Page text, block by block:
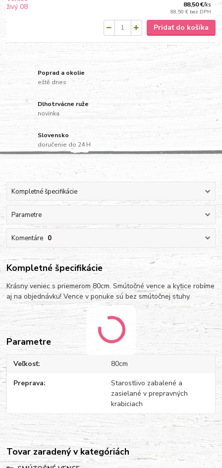
88,50 €/ks
88,50 € bez DPH
Pridať do košíka
Poprad a okolie
eště dnes
Dlhotrvácne ruže
novinka
Slovensko
doručenie do 24 H
Kompletné špecifikácie
Parametre
Komentáre 0
Kompletné špecifikácie
Krásny veniec s priemerom 80cm. Smútočné vence a kytice robíme
aj na objednávku! Vence v ponuke sú bez smútočnej stuhy.
Parametre
Veľkosť 80cm
Preprava
Starostlivo zabalené a
zasielané v prepravných
krabiciach
Tovar zaradený v kategóriách